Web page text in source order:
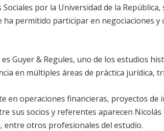
por la Universidad de la
permitido participar en negociaciones y
Guyer & Regules, uno de los estudios
en múltiples áreas de práctica jurídica,
en operaciones financieras, proyectos de
sus socios y referentes aparecen Nicolás
entre otros profesionales del estudio.